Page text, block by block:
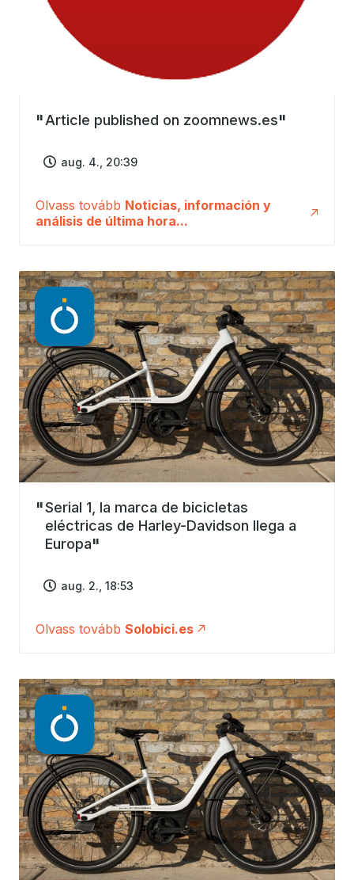
Article published on zoomnews.es
aug. 4., 20:39
Olvass tovább Noticias, información y
análisis de última hora...
Serial 1, la marca de bicicletas
eléctricas de Harley-Davidson llega a
Europa
aug. 2., 18:53
Olvass tovább Solobici.es